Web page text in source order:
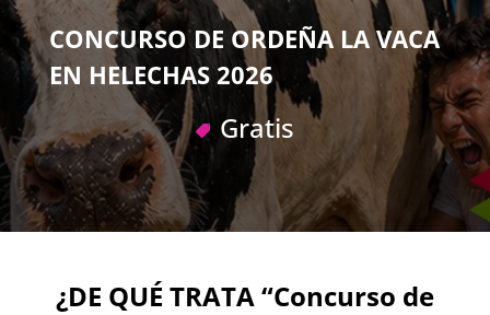
CONCURSO DE ORDEÑA LA VACA
EN HELECHAS 2026
Gratis
¿DE QUÉ TRATA “Concurso de